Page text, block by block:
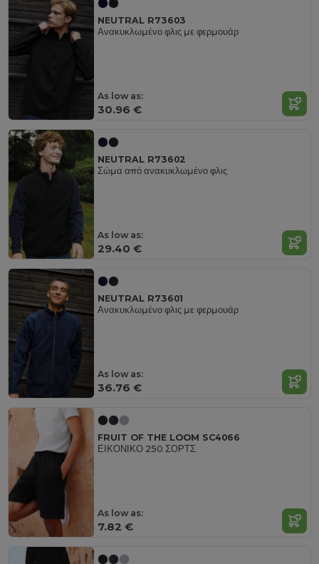
NEUTRAL R73603
Ανακυκλωμένο φλις με φερμουάρ
As low as:
30.96 €
NEUTRAL R73602
Σώμα από ανακυκλωμένο φλις
As low as:
29.40 €
NEUTRAL R73601
Ανακυκλωμένο φλις με φερμουάρ
As low as:
36.76 €
FRUIT OF THE LOOM SC4066
ΕΙΚΟΝΙΚΟ 250 ΣΟΡΤΣ
As low as:
7.82 €